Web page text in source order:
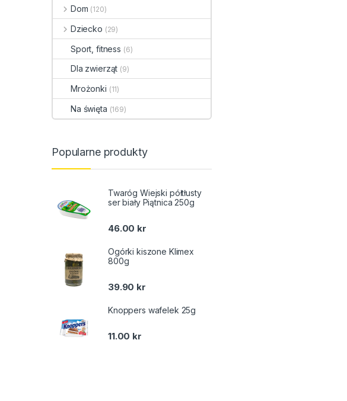
Dom (120)
Dziecko (29)
Sport, fitness (6)
Dla zwierząt (9)
Mrożonki (11)
Na święta (169)
Popularne produkty
Twaróg Wiejski półtłusty
ser biały Piątnica 250g
46.00 kr
Ogórki kiszone Klimex
800g
39.90 kr
Knoppers wafelek 25g
11.00 kr